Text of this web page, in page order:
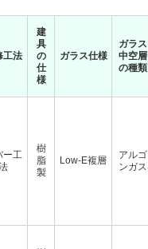
工法
建
具
の
仕
様
ガラス仕様
ガラス
中空層
の種類
ー工
樹
脂
製
Low-E複層
アルゴ
ンガス